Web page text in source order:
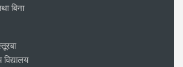
बिना